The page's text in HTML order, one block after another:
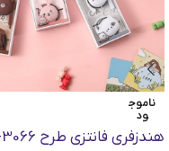
ناموج
ود
هندزفری فانتزی طرح KN-3066